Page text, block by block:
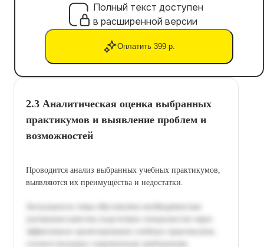
Полный текст доступен
в расширенной версии
Оплатить 399 р.
2.3 Аналитическая оценка выбранных
практикумов и выявление проблем и
возможностей
Проводится анализ выбранных учебных практикумов,
выявляются их преимущества и недостатки.